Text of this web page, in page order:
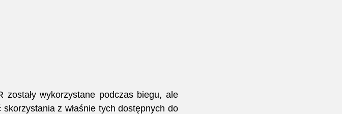
wykorzystane podczas biegu, ale
z właśnie tych dostępnych do